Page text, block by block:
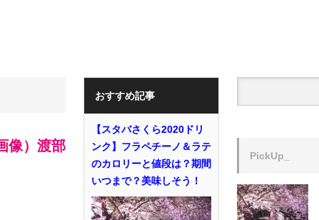
像）渡部
おすすめ記事
【スタバさくら2020ドリ
ンク】フラペチーノ＆ラテ
のカロリーと値段は？期間
いつまで？美味しそう！
PickUp_